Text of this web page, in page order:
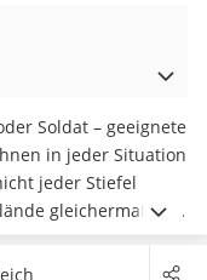
Soldat – geeignete
in jeder Situation
jeder Stiefel
gleichermaßen.
und robustes
das auch